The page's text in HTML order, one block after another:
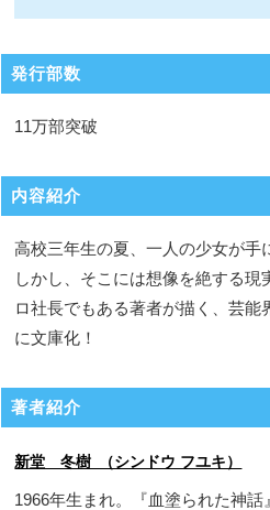
発行部数
11万部突破
内容紹介
高校三年生の夏、一人の少女が手
しかし、そこには想像を絶する
ロ社長でもある著者が描く、芸能
に文庫化！
著者紹介
新堂 冬樹 （シンドウ フユキ）
1966年生まれ。『血塗られた神